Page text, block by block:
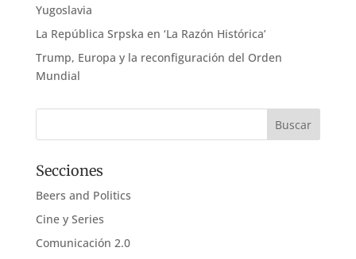
Yugoslavia
La República Srpska en ‘La Razón Histórica’
Trump, Europa y la reconfiguración del Orden
Mundial
Secciones
Beers and Politics
Cine y Series
Comunicación 2.0